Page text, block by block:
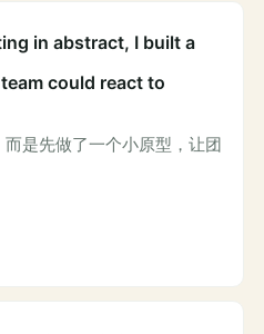
in abstract, I built a
could react to
是先做了一个小原型，让团